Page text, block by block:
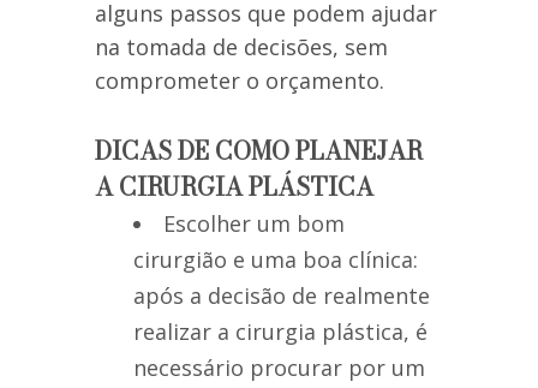
alguns passos que podem ajudar
na tomada de decisões, sem
comprometer o orçamento.
DICAS DE COMO PLANEJAR
A CIRURGIA PLÁSTICA
Escolher um bom
cirurgião e uma boa clínica:
após a decisão de realmente
realizar a cirurgia plástica, é
necessário procurar por um